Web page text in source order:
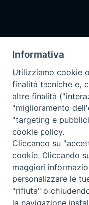
Privacy policy -
Informativa
Utilizziamo cookie
finalità tecniche e,
altre finalità
"miglioramento
"targeting e
cookie policy.
Cliccando su
cookie. Cliccando
maggiori
personalizzare le
"rifiuta" o
la navigazione